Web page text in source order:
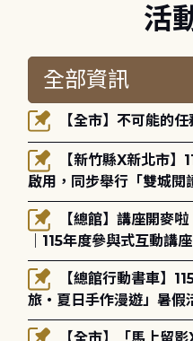
活
【全市】不可能的
啟用，同步舉行「雙城閱
躍參加(115年8月3日至
｜115年度參與式互動講
場！
旅・夏日手作漫遊」暑
報名